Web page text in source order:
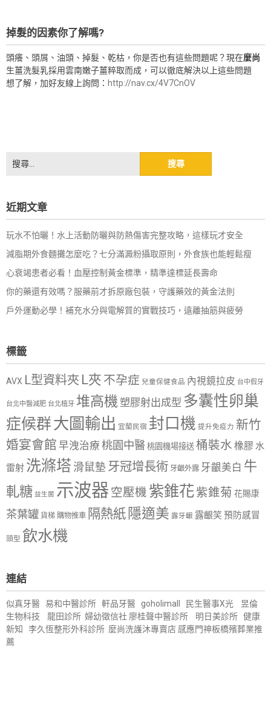
掉髮的因素你了解嗎?
頭癢、頭屑、油頭、掉髮、乾枯，你是否也有這些問題呢？現在麼尚
生薑洗髮乳採用雲南嫩子薑粹取而成，可以徹底解決以上這些問題
想了解，加好友線上詢問： http://nav.cx/4V7CnOV
搜
尋
字:
近期文章
玩水不怕曬！水上活動防曬與防熱傷害完整攻略，這樣玩才安全
減脂期外食麵攤怎麼吃？七分滿澱粉攝取原則，外食族也能輕鬆瘦
心衰竭患者必看！血壓控制黃金標準，精準達標延長壽命
你的藥還有效嗎？服藥前才拆原廠包裝，守護藥效的黃金法則
戶外運動必學！補充水分與電解質的實戰技巧，遠離抽筋與疲勞
標籤
AVX L型資料夾 L夾 不孕症 兒童保健食品 內視鏡拉皮 台中假牙
台北中醫減肥 台北植牙 堆高機塑膠射出成型 多囊性卵巢
症候群大圖輸出 宜蘭民宿 封口機 提升免疫力 新竹
婚宴會館 早洩治療 桃園中醫 桃園機場接送 桶裝水 橡膠 水
雷射 洗滌塔 滑鼠墊 牙冠增長術 牙齦外露 牙齦美白 牛
軋糖 益生菌 示波器 空壓機 紫錐花紫錐菊 花賜康
茶葉罐 貨梯 購物推車 隔熱紙 隱適美 露牙齦 露齦笑預防感冒
頭型 飲水機
連結
似真牙醫 易和中醫診所 軒品牙醫 goholimall 民生醫事X光
昱倫
生物科技
龍田診所 婦幼徵信社 廖桂聲中醫診所 明日美診所 健康
新知
李久恆整形外科診所 麼尚洗護沐專賣店 感應門神板橋殯葬業推
薦